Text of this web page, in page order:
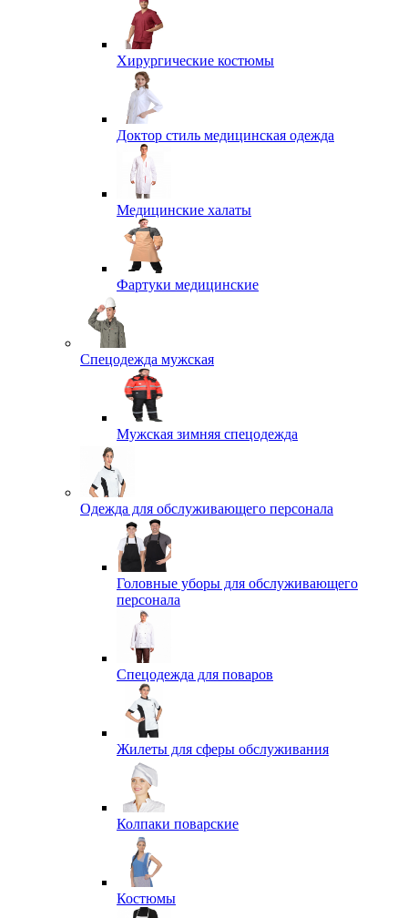
Хирургические костюмы
Доктор стиль медицинская одежда
Медицинские халаты
Фартуки медицинские
Спецодежда мужская
Мужская зимняя спецодежда
Одежда для обслуживающего персонала
Головные уборы для обслуживающего
персонала
Спецодежда для поваров
Жилеты для сферы обслуживания
Колпаки поварские
Костюмы